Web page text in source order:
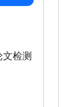
检测